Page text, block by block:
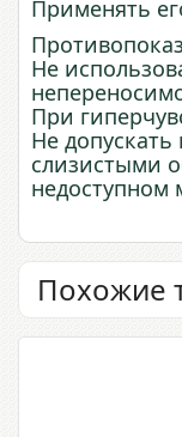
Применять
Не
При
Не допускать
слизистыми
недоступном
Похожие